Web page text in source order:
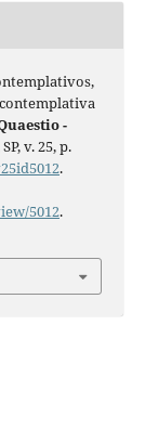
-
v. 25, p.
.
5012.